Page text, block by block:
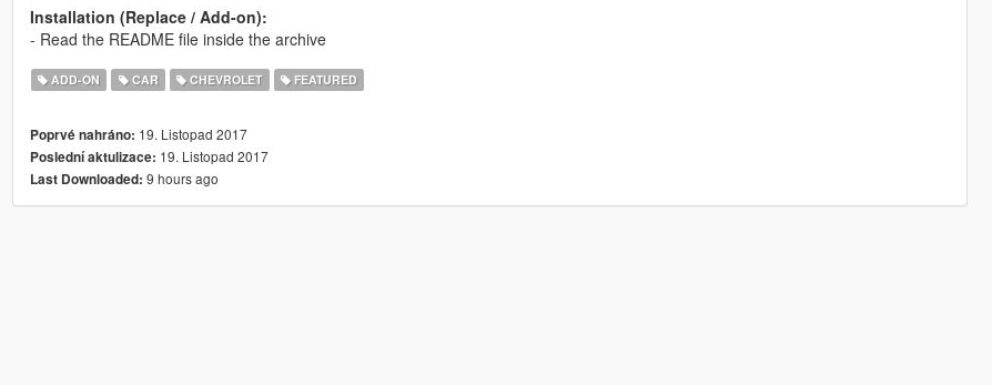
Installation (Replace / Add-on):
- Read the README file inside the archive
ADD-ON CAR CHEVROLET FEATURED
Poprvé nahráno: 19. Listopad 2017
Poslední aktulizace: 19. Listopad 2017
Last Downloaded: 9 hours ago